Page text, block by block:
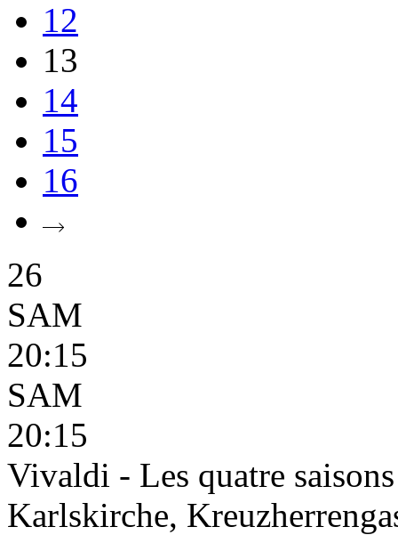
12
13
14
15
16
26
SAM
20:15
SAM
20:15
Vivaldi - Les quatre saisons
Karlskirche,